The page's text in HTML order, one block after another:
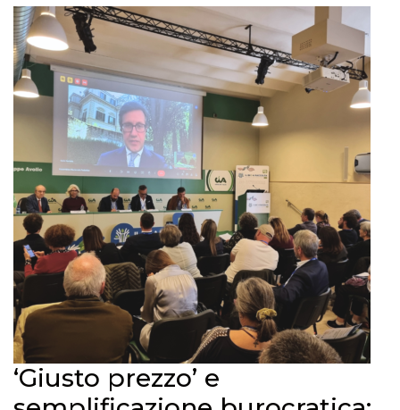
‘Giusto prezzo’ e